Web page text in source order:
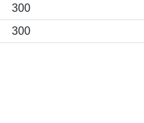
300
300